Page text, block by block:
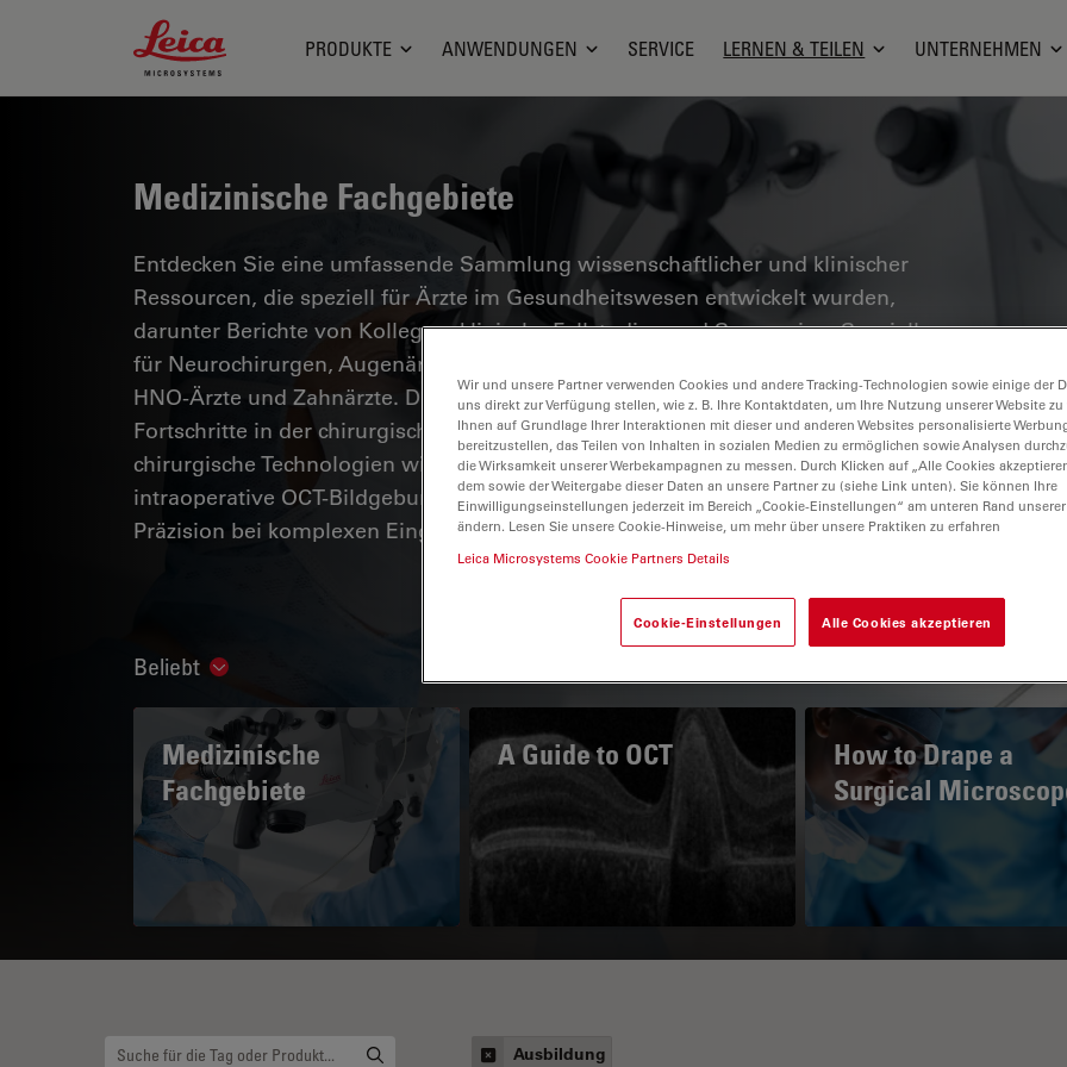
Leica Microsystems Logo
PRODUKTE ANWENDUNGEN SERVICE LERNEN & TEILEN UNTERNEHMEN
Medizinische Fachgebiete
Entdecken Sie eine umfassende Sammlung wissenschaftlicher und klinischer
Ressourcen, die speziell für Ärzte im Gesundheitswesen entwickelt wurden,
darunter Berichte von Kollegen, klinische Fallstudien und Symposien. Speziell
für Neurochirurgen, Augenärzte, plastische und rekonstruktive Chirurgen,
HNO-Ärzte und Zahnärzte. Diese Sammlung präsentiert die neuesten
Fortschritte in der chirurgischen Mikroskopie. Entdecken Sie, wie modernste
chirurgische Technologien wie AR-Fluoreszenz, 3D-Visualisierung und
intraoperative OCT-Bildgebung eine sichere Entscheidungsfindung und
Präzision bei komplexen Eingriffen ermöglichen.
Beliebt Show subnavigation
Medizinische
Fachgebiete
A Guide to OCT
How to Drape a
Surgical
Ausbildung
Wir und unsere Partner verwenden Cookies und andere Tracking-Technologien sowie einige der
uns direkt zur Verfügung stellen, wie z. B. Ihre Kontaktdaten, um Ihre Nutzung unserer Website zu
Ihnen auf Grundlage Ihrer Interaktionen mit dieser und anderen Websites personalisierte
bereitzustellen, das Teilen von Inhalten in sozialen Medien zu ermöglichen sowie Analysen
die Wirksamkeit unserer Werbekampagnen zu messen. Durch Klicken auf „Alle Cookies
dem sowie der Weitergabe dieser Daten an unsere Partner zu (siehe Link unten). Sie können Ihre
Einwilligungseinstellungen jederzeit im Bereich „Cookie-Einstellungen“ am unteren Rand
ändern. Lesen Sie unsere Cookie-Hinweise, um mehr über unsere Praktiken zu erfahren
Leica Microsystems Cookie Partners Details
Cookie-Einstellungen Alle Cookies akzeptieren